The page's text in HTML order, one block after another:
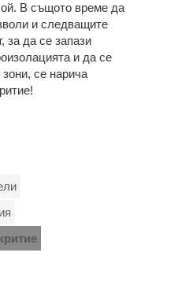
В същото време да
и следващите
за да се запази
и да се
зони, се нарича